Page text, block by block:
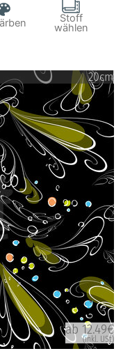
Stoff
wählen
20cm
ab 12.49€
(inkl. USt)